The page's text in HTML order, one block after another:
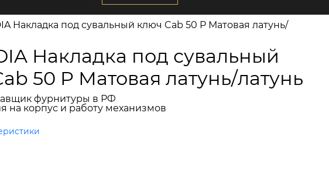
Накладка под сувальный ключ Cab 50 P Матовая латунь/
Накладка под сувальный
50 P Матовая латунь/латунь
фурнитуры в РФ
на корпус и работу механизмов